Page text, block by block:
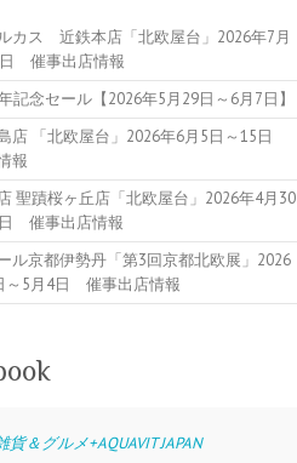
カス 近鉄本店「北欧屋台」2026年7月
催事出店情報
記念セール【2026年5月29日～6月7日】
店 「北欧屋台」2026年6月5日～15日
報
聖蹟桜ヶ丘店「北欧屋台」2026年4月30
催事出店情報
ル京都伊勢丹「第3回京都北欧展」2026
～5月4日 催事出店情報
貨＆グルメ+AQUAVIT JAPAN